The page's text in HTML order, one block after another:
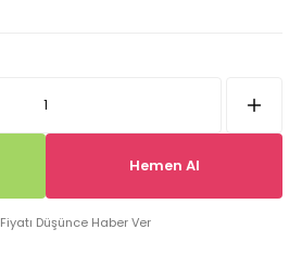
Tütsülük Silikonkalıpları
Hemen Al
Fiyatı Düşünce Haber Ver